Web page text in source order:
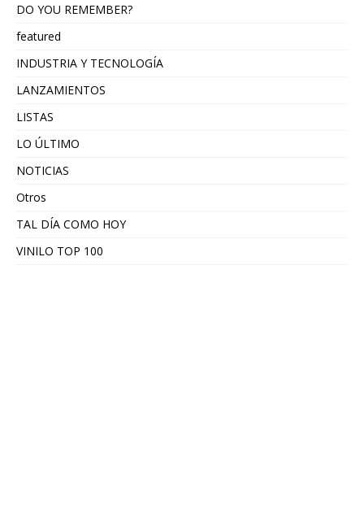
DO YOU REMEMBER?
featured
INDUSTRIA Y TECNOLOGÍA
LANZAMIENTOS
LISTAS
LO ÚLTIMO
NOTICIAS
Otros
TAL DÍA COMO HOY
VINILO TOP 100